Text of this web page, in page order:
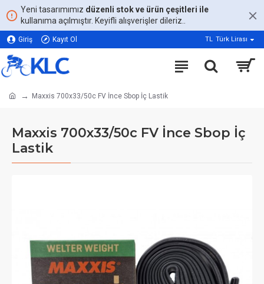
Yeni tasarımımız düzenli stok ve ürün çeşitleri ile
kullanıma açılmıştır. Keyifli alışverişler dileriz..
Giriş Kayıt Ol TL Türk Lirası
Maxxis 700x33/50c FV İnce Sbop İç Lastik
Maxxis 700x33/50c FV İnce Sbop İç
Lastik